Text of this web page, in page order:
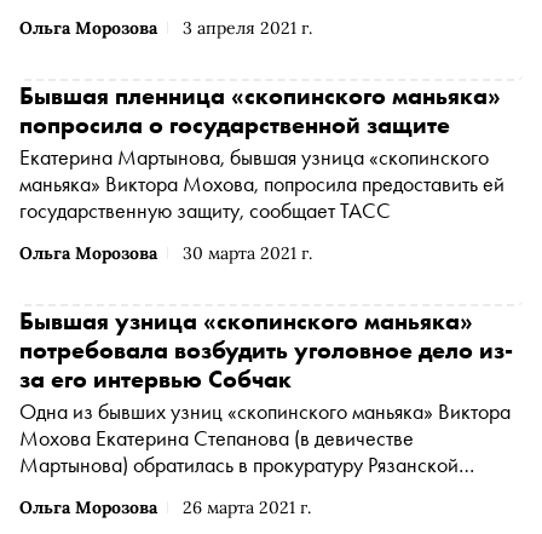
Ольга Морозова 3 апреля 2021 г.
Ольга Морозова 30 марта 2021 г.
Бывшая пленница «скопинского маньяка»
попросила о государственной защите
Екатерина Мартынова, бывшая узница «скопинского
маньяка» Виктора Мохова, попросила предоставить ей
государственную защиту, сообщает ТАСС
Ольга Морозова 26 марта 2021 г.
Бывшая узница «скопинского маньяка»
потребовала возбудить уголовное дело из-
за его интервью Собчак
Одна из бывших узниц «скопинского маньяка» Виктора
Мохова Екатерина Степанова (в девичестве
Мартынова) обратилась в прокуратуру Рязанской
комитета и потребовала возбудить уголовное дело из-за